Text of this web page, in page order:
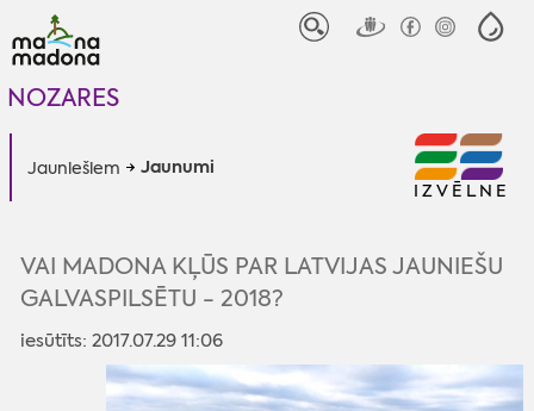
NOZARES
Jauniešiem Jaunumi
IZVĒLNE
VAI MADONA KĻŪS PAR LATVIJAS JAUNIEŠU
GALVASPILSĒTU - 2018?
iesūtīts: 2017.07.29 11:06